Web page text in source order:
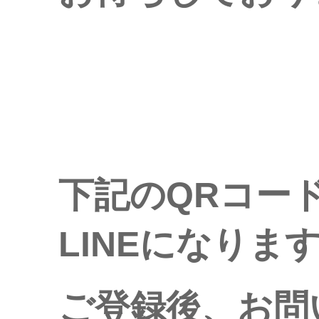
下記のQRコー
LINEになりま
ご登録後、お